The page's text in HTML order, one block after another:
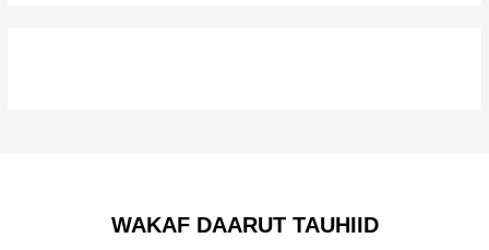
WAKAF DAARUT TAUHIID